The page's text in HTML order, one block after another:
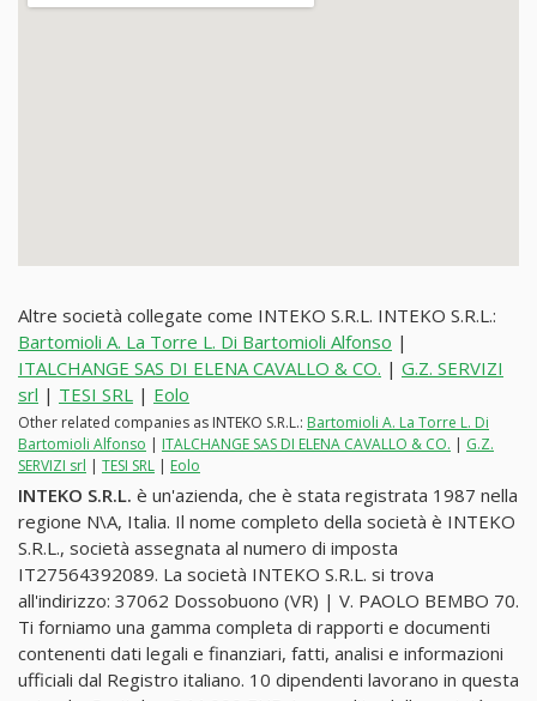
Altre società collegate come INTEKO S.R.L. INTEKO S.R.L.:
Bartomioli A. La Torre L. Di Bartomioli Alfonso |
ITALCHANGE SAS DI ELENA CAVALLO & CO. | G.Z. SERVIZI
srl | TESI SRL | Eolo
Other related companies as INTEKO S.R.L.: Bartomioli A. La Torre L. Di
Bartomioli Alfonso | ITALCHANGE SAS DI ELENA CAVALLO & CO. | G.Z.
SERVIZI srl | TESI SRL | Eolo
INTEKO S.R.L. è un'azienda, che è stata registrata 1987 nella
regione N\A, Italia. Il nome completo della società è INTEKO
S.R.L., società assegnata al numero di imposta
IT27564392089. La società INTEKO S.R.L. si trova
all'indirizzo: 37062 Dossobuono (VR) | V. PAOLO BEMBO 70.
Ti forniamo una gamma completa di rapporti e documenti
contenenti dati legali e finanziari, fatti, analisi e informazioni
ufficiali dal Registro italiano. 10 dipendenti lavorano in questa